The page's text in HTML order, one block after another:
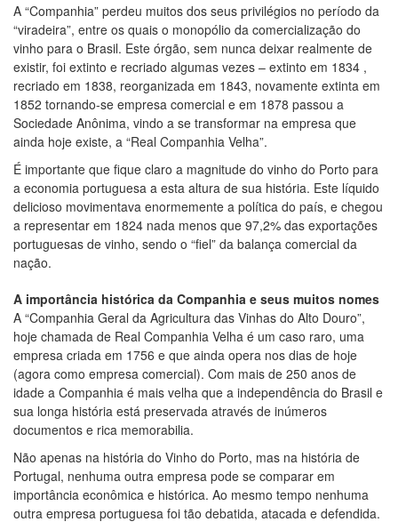
A “Companhia” perdeu muitos dos seus privilégios no período da
“viradeira”, entre os quais o monopólio da comercialização do
vinho para o Brasil. Este órgão, sem nunca deixar realmente de
existir, foi extinto e recriado algumas vezes – extinto em 1834 ,
recriado em 1838, reorganizada em 1843, novamente extinta em
1852 tornando-se empresa comercial e em 1878 passou a
Sociedade Anônima, vindo a se transformar na empresa que
ainda hoje existe, a “Real Companhia Velha”.
É importante que fique claro a magnitude do vinho do Porto para
a economia portuguesa a esta altura de sua história. Este líquido
delicioso movimentava enormemente a política do país, e chegou
a representar em 1824 nada menos que 97,2% das exportações
portuguesas de vinho, sendo o “fiel” da balança comercial da
nação.
A importância histórica da Companhia e seus muitos nomes
A “Companhia Geral da Agricultura das Vinhas do Alto Douro”,
hoje chamada de Real Companhia Velha é um caso raro, uma
empresa criada em 1756 e que ainda opera nos dias de hoje
(agora como empresa comercial). Com mais de 250 anos de
idade a Companhia é mais velha que a independência do Brasil e
sua longa história está preservada através de inúmeros
documentos e rica memorabilia.
Não apenas na história do Vinho do Porto, mas na história de
Portugal, nenhuma outra empresa pode se comparar em
importância econômica e histórica. Ao mesmo tempo nenhuma
outra empresa portuguesa foi tão debatida, atacada e defendida.